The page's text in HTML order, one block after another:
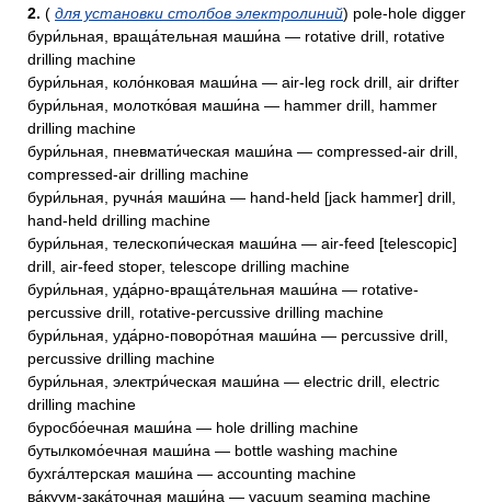
2. ( для установки столбов электролиний) pole-hole digger
бури́льная, враща́тельная маши́на — rotative drill, rotative
drilling machine
бури́льная, коло́нковая маши́на — air-leg rock drill, air drifter
бури́льная, молотко́вая маши́на — hammer drill, hammer
drilling machine
бури́льная, пневмати́ческая маши́на — compressed-air drill,
compressed-air drilling machine
бури́льная, ручна́я маши́на — hand-held [jack hammer] drill,
hand-held drilling machine
бури́льная, телескопи́ческая маши́на — air-feed [telescopic]
drill, air-feed stoper, telescope drilling machine
бури́льная, уда́рно-враща́тельная маши́на — rotative-
percussive drill, rotative-percussive drilling machine
бури́льная, уда́рно-поворо́тная маши́на — percussive drill,
percussive drilling machine
бури́льная, электри́ческая маши́на — electric drill, electric
drilling machine
буросбо́ечная маши́на — hole drilling machine
бутылкомо́ечная маши́на — bottle washing machine
бухга́лтерская маши́на — accounting machine
ва́куум-зака́точная маши́на — vacuum seaming machine